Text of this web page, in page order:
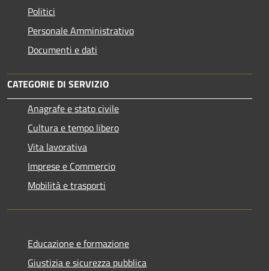
Politici
Personale Amministrativo
Documenti e dati
CATEGORIE DI SERVIZIO
Anagrafe e stato civile
Cultura e tempo libero
Vita lavorativa
Imprese e Commercio
Mobilità e trasporti
Educazione e formazione
Giustizia e sicurezza pubblica